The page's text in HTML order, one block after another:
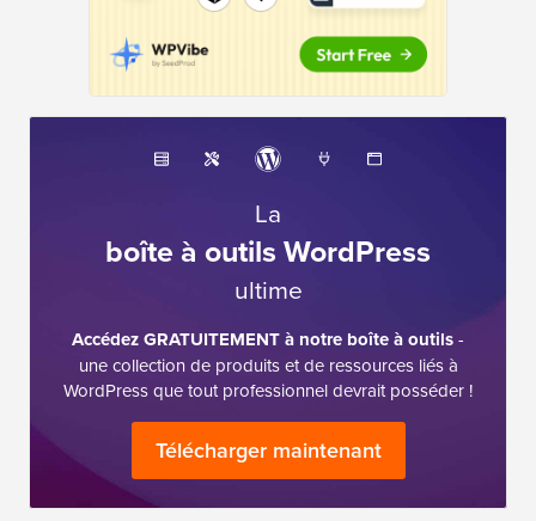
La
boîte à outils WordPress
ultime
Accédez GRATUITEMENT à notre boîte à outils-
une collection de produits et de ressources liés à
WordPress que tout professionnel devrait posséder !
Télécharger maintenant